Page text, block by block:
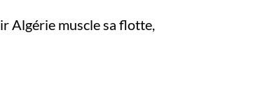
Algérie muscle sa flotte,